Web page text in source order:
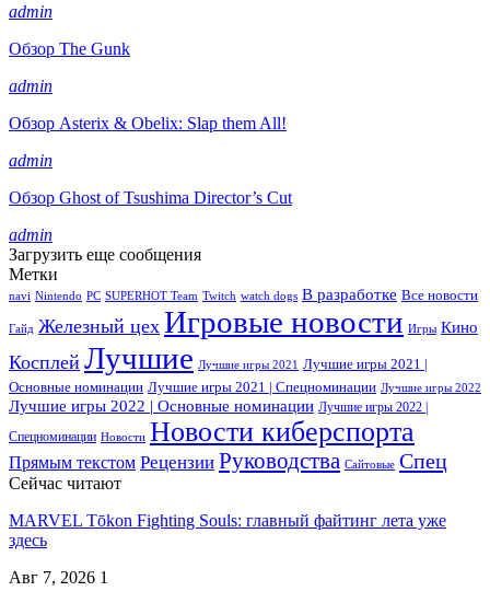
admin
Обзор The Gunk
admin
Обзор Asterix & Obelix: Slap them All!
admin
Обзор Ghost of Tsushima Director’s Cut
admin
Загрузить еще сообщения
Метки
navi Nintendo PC SUPERHOT Team Twitch watch dogs В разработке Все новости
Гайд Железный цех Игровые новости Игры Кино
Косплей Лучшие Лучшие игры 2021
Лучшие игры 2021 |
Основные номинации Лучшие игры 2021 | Спецноминации Лучшие игры 2022
Лучшие игры 2022 | Основные номинации Лучшие игры 2022 |
Спецноминации Новости Новости киберспорта
Прямым текстом Рецензии Руководства Сайтовые Спец
Сейчас читают
MARVEL Tōkon Fighting Souls: главный файтинг лета уже
здесь
Авг 7, 2026 1